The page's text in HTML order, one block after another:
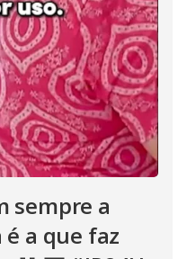
sempre a
a que faz